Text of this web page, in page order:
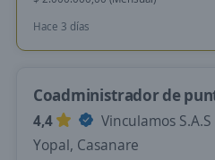
Hace 3 días
Coadministrador de
4,4
Vinculamos S.A.S
Yopal, Casanare